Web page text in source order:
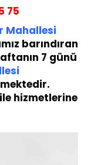
75
Mahallesi
barındıran
7 günü
hizmetlerine